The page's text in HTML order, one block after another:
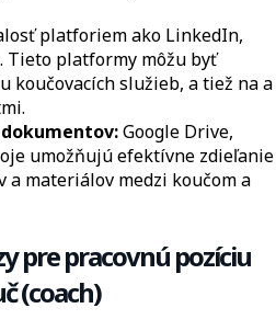
platforiem ako LinkedIn,
Tieto platformy môžu byť
koučovacích služieb, a tiež na a
Google Drive,
umožňujú efektívne zdieľanie
a materiálov medzi koučom a
pre pracovnú pozíciu
(coach)